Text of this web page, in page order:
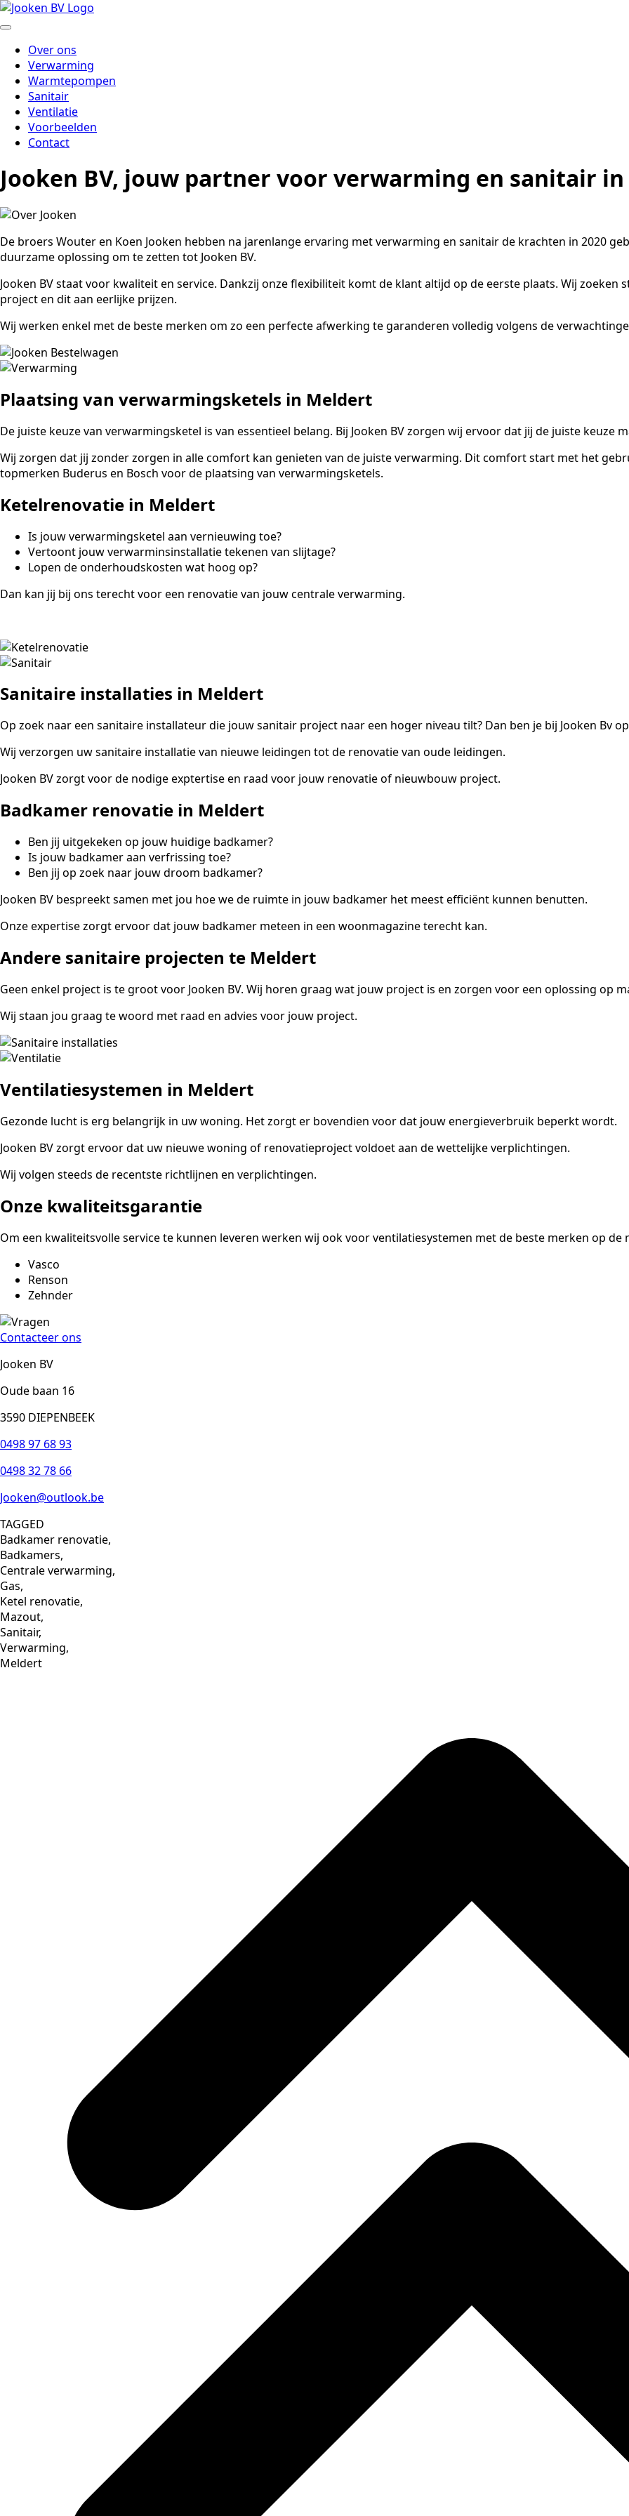
Over ons
Verwarming
Warmtepompen
Sanitair
Ventilatie
Voorbeelden
Contact
Jooken BV, jouw partner voor verwarming en sanitair
De broers Wouter en Koen Jooken hebben na jarenlange ervaring met verwarming en sanitair de krachten in 2020
duurzame oplossing om te zetten tot Jooken BV.
Jooken BV staat voor kwaliteit en service. Dankzij onze flexibiliteit komt de klant altijd op de eerste plaats. Wij
project en dit aan eerlijke prijzen.
Wij werken enkel met de beste merken om zo een perfecte afwerking te garanderen volledig volgens de
Plaatsing van verwarmingsketels in Meldert
De juiste keuze van verwarmingsketel is van essentieel belang. Bij Jooken BV zorgen wij ervoor dat jij de juiste keuze
Wij zorgen dat jij zonder zorgen in alle comfort kan genieten van de juiste verwarming. Dit comfort start met het
topmerken Buderus en Bosch voor de plaatsing van verwarmingsketels.
Ketelrenovatie in Meldert
Is jouw verwarmingsketel aan vernieuwing toe?
Vertoont jouw verwarminsinstallatie tekenen van slijtage?
Lopen de onderhoudskosten wat hoog op?
Dan kan jij bij ons terecht voor een renovatie van jouw centrale verwarming.
Sanitaire installaties in Meldert
Op zoek naar een sanitaire installateur die jouw sanitair project naar een hoger niveau tilt? Dan ben je bij Jooken Bv
Wij verzorgen uw sanitaire installatie van nieuwe leidingen tot de renovatie van oude leidingen.
Jooken BV zorgt voor de nodige exptertise en raad voor jouw renovatie of nieuwbouw project.
Badkamer renovatie in Meldert
Ben jij uitgekeken op jouw huidige badkamer?
Is jouw badkamer aan verfrissing toe?
Ben jij op zoek naar jouw droom badkamer?
Jooken BV bespreekt samen met jou hoe we de ruimte in jouw badkamer het meest efficiënt kunnen benutten.
Onze expertise zorgt ervoor dat jouw badkamer meteen in een woonmagazine terecht kan.
Andere sanitaire projecten te Meldert
Geen enkel project is te groot voor Jooken BV. Wij horen graag wat jouw project is en zorgen voor een oplossing op
Wij staan jou graag te woord met raad en advies voor jouw project.
Ventilatiesystemen in Meldert
Gezonde lucht is erg belangrijk in uw woning. Het zorgt er bovendien voor dat jouw energieverbruik beperkt wordt.
Jooken BV zorgt ervoor dat uw nieuwe woning of renovatieproject voldoet aan de wettelijke verplichtingen.
Wij volgen steeds de recentste richtlijnen en verplichtingen.
Onze kwaliteitsgarantie
Om een kwaliteitsvolle service te kunnen leveren werken wij ook voor ventilatiesystemen met de beste merken op de
Vasco
Renson
Zehnder
Contacteer ons
Jooken BV
Oude baan 16
3590 DIEPENBEEK
0498 97 68 93
0498 32 78 66
Jooken@outlook.be
TAGGED
Badkamer renovatie,
Badkamers,
Centrale verwarming,
Gas,
Ketel renovatie,
Mazout,
Sanitair,
Verwarming,
Meldert